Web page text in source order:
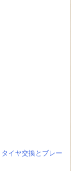
タイヤ交換とブレー